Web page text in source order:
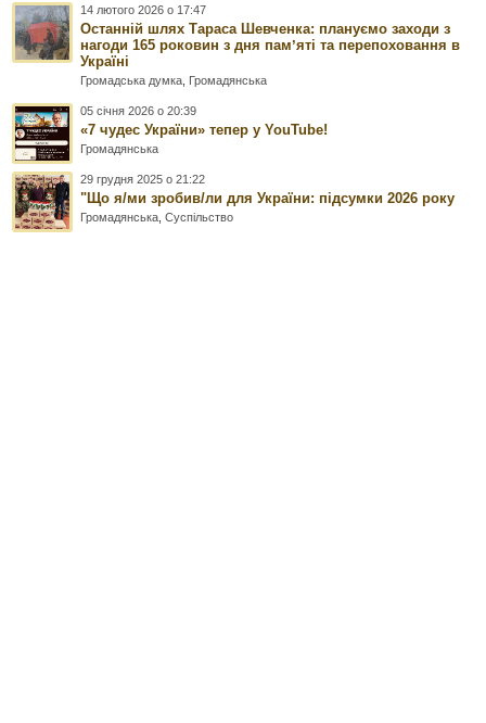
14 лютого 2026 о 17:47
Останній шлях Тараса Шевченка: плануємо заходи з
нагоди 165 роковин з дня памʼяті та перепоховання в
Україні
Громадська думка Громадянська
05 січня 2026 о 20:39
«7 чудес України» тепер у YouTube!
Громадянська
29 грудня 2025 о 21:22
"Що я/ми зробив/ли для України: підсумки 2026 року
Громадянська ,Суспільство